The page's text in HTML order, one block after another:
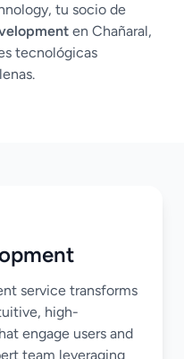
tu socio de
en Chañaral,
tecnológicas
service transforms
high-
engage users and
team leveraging